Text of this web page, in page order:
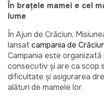
În brațele mamei e cel
lume
În Ajun de Crăciun,
lansat campania de
Campania este
consecutiv și are ca scop
dificultate și asigurarea
alături de mamele lor.